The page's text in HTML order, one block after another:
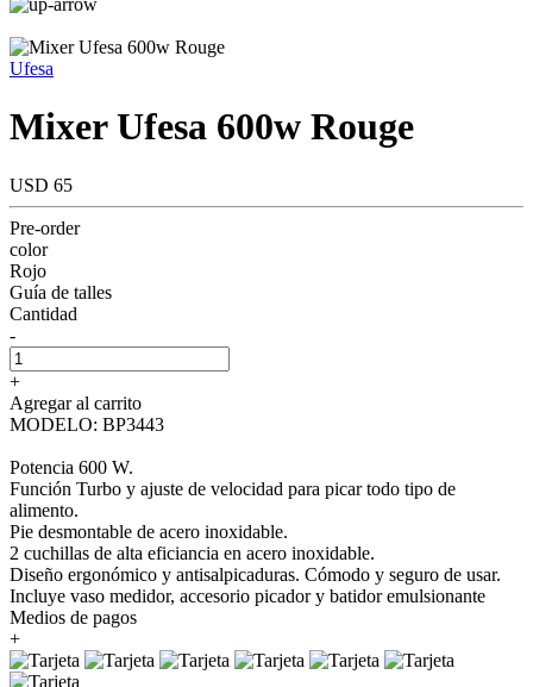
Ufesa
Mixer Ufesa 600w Rouge
USD 65
Pre-order
color
Rojo
Guía de talles
Cantidad
-
+
Agregar al carrito
MODELO: BP3443
Potencia 600 W.
Función Turbo y ajuste de velocidad para picar todo tipo de
alimento.
Pie desmontable de acero inoxidable.
2 cuchillas de alta eficiancia en acero inoxidable.
Diseño ergonómico y antisalpicaduras. Cómodo y seguro de usar.
Incluye vaso medidor, accesorio picador y batidor emulsionante
Medios de pagos
+